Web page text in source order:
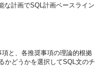
な計画でSQL計画ベースライン
と、各推奨事項の理論的根拠
かどうかを選択してSQL文のチ